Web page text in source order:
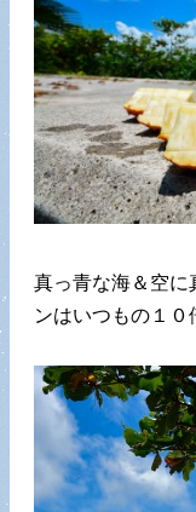
真っ青な海＆空に
ンはいつもの１０